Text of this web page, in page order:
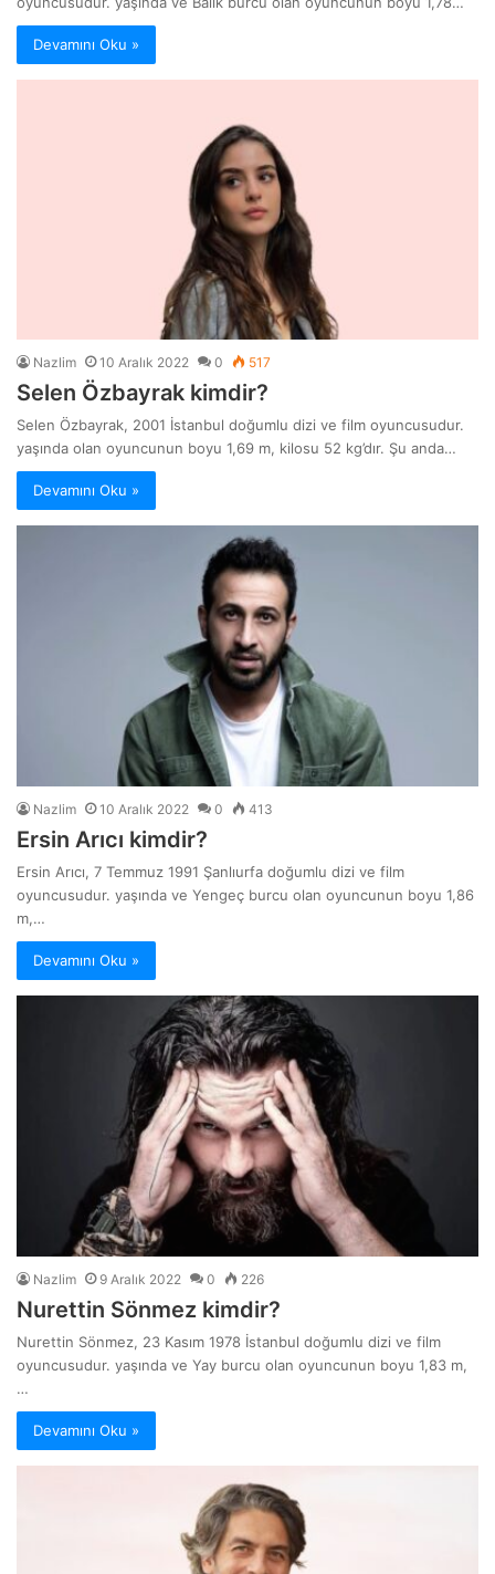
Devamını Oku »
Nazlim 10 Aralık 2022 0 517
Selen Özbayrak kimdir?
Selen Özbayrak, 2001 İstanbul doğumlu dizi ve film oyuncusudur.
yaşında olan oyuncunun boyu 1,69 m, kilosu 52 kg’dır. Şu anda…
Devamını Oku »
Nazlim 10 Aralık 2022 0 413
Ersin Arıcı kimdir?
Ersin Arıcı, 7 Temmuz 1991 Şanlıurfa doğumlu dizi ve film
oyuncusudur. yaşında ve Yengeç burcu olan oyuncunun boyu 1,86
m,…
Devamını Oku »
Nazlim 9 Aralık 2022 0 226
Nurettin Sönmez kimdir?
Nurettin Sönmez, 23 Kasım 1978 İstanbul doğumlu dizi ve film
oyuncusudur. yaşında ve Yay burcu olan oyuncunun boyu 1,83 m,
…
Devamını Oku »